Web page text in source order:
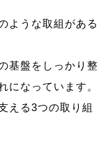
ような取組がある
基盤をしっかり整
になっています。
える3つの取り組